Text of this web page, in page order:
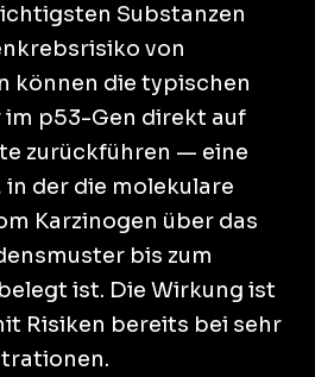
Substanzen
von
können die typischen
p53-Gen direkt auf
zurückführen — eine
der die molekulare
Karzinogen über das
bis zum
ist. Die Wirkung ist
Risiken bereits bei sehr